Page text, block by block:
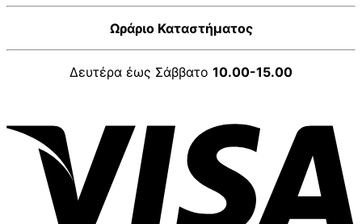
Ωράριο Καταστήματος
Δευτέρα έως Σάββατο 10.00-15.00